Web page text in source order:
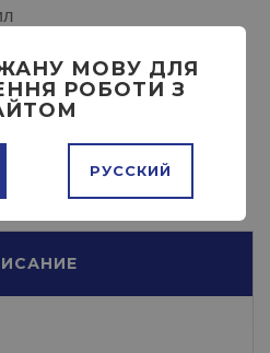
МОВУ ДЛЯ
РОБОТИ З
РУССКИЙ